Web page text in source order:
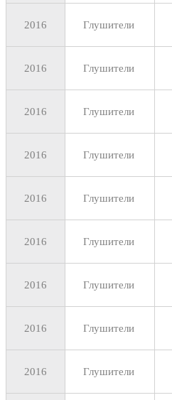
2016 Глушители
2016 Глушители
2016 Глушители
2016 Глушители
2016 Глушители
2016 Глушители
2016 Глушители
2016 Глушители
2016 Глушители